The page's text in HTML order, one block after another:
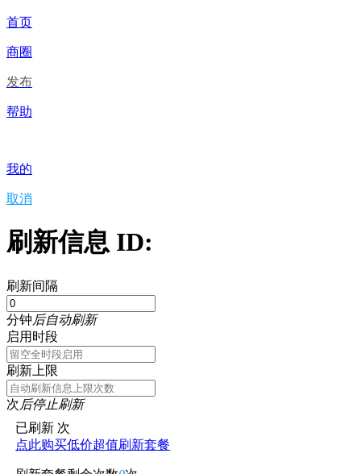
首页
商圈
发布
帮助
我的
取消
刷新信息 ID:
刷新间隔
分钟后自动刷新
启用时段
刷新上限
次后停止刷新
已刷新 次
点此购买低价超值刷新套餐